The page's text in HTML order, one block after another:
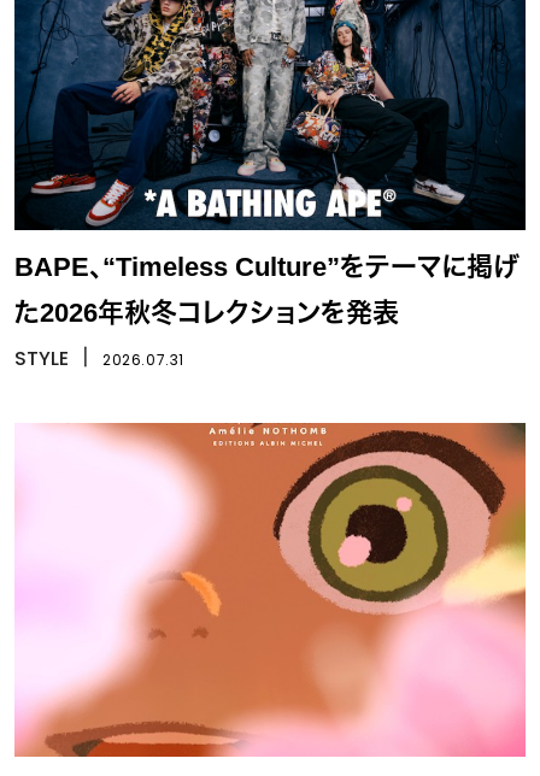
BAPE、“Timeless Culture”をテーマに掲げ
た2026年秋冬コレクションを発表
STYLE 2026.07.31